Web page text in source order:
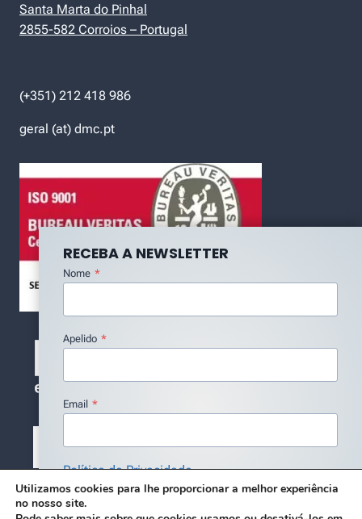
Santa Marta do Pinhal
2855-582 Corroios – Portugal
(+351) 212 418 986
geral (at) dmc.pt
RECEBA A NEWSLETTER
Nome *
Apelido *
Email *
Política de Privacidade
Concordo com a Política de Privacidade *
Utilizamos cookies para lhe proporcionar a melhor experiência
no nosso site.